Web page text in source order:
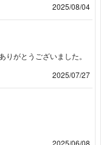
2025/08/04
がとうございました。
2025/07/27
2025/06/08